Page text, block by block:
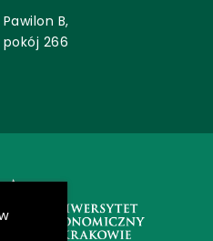
Pawilon B,
pokój 266